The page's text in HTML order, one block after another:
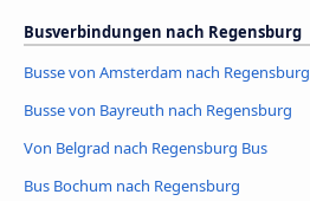
Busverbindungen nach Regensburg
Busse von Amsterdam nach Regensburg
Busse von Bayreuth nach Regensburg
Von Belgrad nach Regensburg Bus
Bus Bochum nach Regensburg